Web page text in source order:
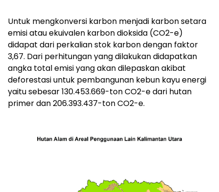
Untuk mengkonversi karbon menjadi karbon setara
emisi atau ekuivalen karbon dioksida (CO2-e)
didapat dari perkalian stok karbon dengan faktor
3,67. Dari perhitungan yang dilakukan didapatkan
angka total emisi yang akan dilepaskan akibat
deforestasi untuk pembangunan kebun kayu energi
yaitu sebesar 130.453.669-ton CO2-e dari hutan
primer dan 206.393.437-ton CO2-e.